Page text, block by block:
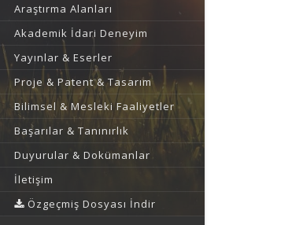
Araştırma Alanları
Akademik İdari Deneyim
Yayınlar & Eserler
Proje & Patent & Tasarım
Bilimsel & Mesleki Faaliyetler
Başarılar & Tanınırlık
Duyurular & Dokümanlar
İletişim
Özgeçmiş Dosyası İndir